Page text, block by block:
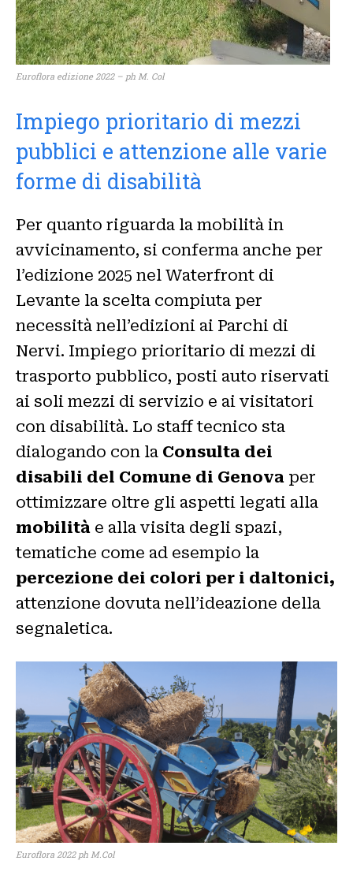
Euroflora edizione 2022 – ph M. Col
Impiego prioritario di mezzi
pubblici e attenzione alle varie
forme di disabilità
Per quanto riguarda la mobilità in
avvicinamento, si conferma anche per
l’edizione 2025 nel Waterfront di
Levante la scelta compiuta per
necessità nell’edizioni ai Parchi di
Nervi. Impiego prioritario di mezzi di
trasporto pubblico, posti auto riservati
ai soli mezzi di servizio e ai visitatori
con disabilità. Lo staff tecnico sta
dialogando con la Consulta dei
disabili del Comune di Genova per
ottimizzare oltre gli aspetti legati alla
mobilità e alla visita degli spazi,
tematiche come ad esempio la
percezione dei colori per i daltonici,
attenzione dovuta nell’ideazione della
segnaletica.
Euroflora 2022 ph M.Col